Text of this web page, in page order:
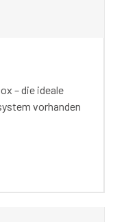
– die ideale
vorhanden